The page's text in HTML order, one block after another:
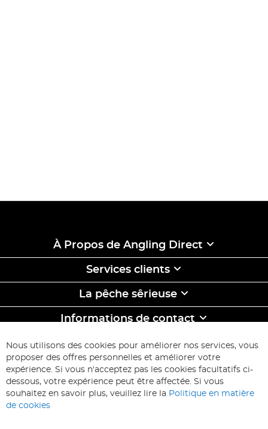
À Propos de Angling Direct
Services clients
La pêche sêrieuse
Informations de contact
ABONNEZ-VOUS & ECONOMISEZ
Inscription
à
d’information
:
Inscription
Nous utilisons des cookies pour améliorer nos services, vous
proposer des offres personnelles et améliorer votre
expérience. Si vous n'acceptez pas les cookies facultatifs ci-
dessous, votre expérience peut être affectée. Si vous
souhaitez en savoir plus, veuillez lire la Politique en matière
de cookies